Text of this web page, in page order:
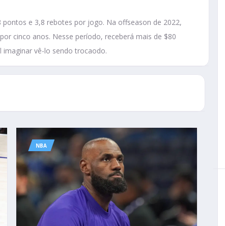
e 3,8 rebotes por jogo. Na offseason de 2022,
cinco anos. Nesse período, receberá mais de $80
imaginar vê-lo sendo trocaodo.
NBA